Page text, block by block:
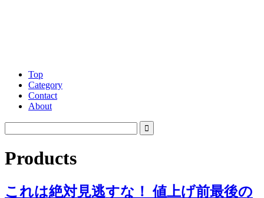
Top
Category
Contact
About
Products
これは絶対見逃すな！ 値上げ前最後の